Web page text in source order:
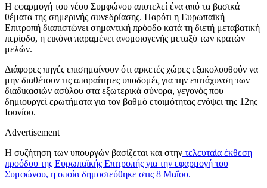
Η εφαρμογή του νέου Συμφώνου αποτελεί ένα από τα βασικά
θέματα της σημερινής συνεδρίασης. Παρότι η Ευρωπαϊκή
Επιτροπή διαπιστώνει σημαντική πρόοδο κατά τη διετή μεταβατική
περίοδο, η εικόνα παραμένει ανομοιογενής μεταξύ των κρατών
μελών.
Διάφορες πηγές επισημαίνουν ότι αρκετές χώρες εξακολουθούν να
μην διαθέτουν τις απαραίτητες υποδομές για την επιτάχυνση των
διαδικασιών ασύλου στα εξωτερικά σύνορα, γεγονός που
δημιουργεί ερωτήματα για τον βαθμό ετοιμότητας ενόψει της 12ης
Ιουνίου.
Advertisement
Η συζήτηση των υπουργών βασίζεται και στην τελευταία έκθεση
προόδου της Ευρωπαϊκής Επιτροπής για την εφαρμογή του
Συμφώνου, η οποία δημοσιεύθηκε στις 8 Μαΐου.